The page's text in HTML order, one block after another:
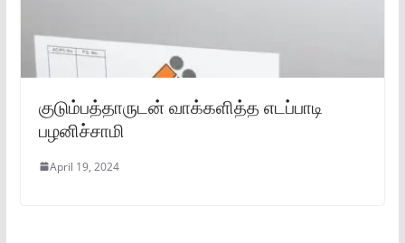
குடும்பத்தாருடன் வாக்களித்த எடப்பாடி
பழனிச்சாமி
April 19, 2024